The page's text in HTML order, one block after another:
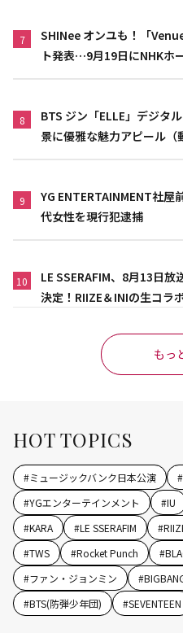
7
SHINee オンユも！「
ト発表…9月19日にNHKホ
8
BTS ジン「ELLE」デジタ
景に優雅な魅力アピール（
9
YG ENTERTAINMENT社
代女性を現行犯逮捕
10
LE SSERAFIM、8月13日
決定！RIIZE＆INIの生コラ
もっ
HOT TOPICS
#ミュージックバンク日本公演 #
#YGエンターテインメント #IU
#KARA #LE SSERAFIM #
#TWS #Rocket Punch #
#ファン・ジョンミン #
#BTS(防弾少年団) #SEVENTEEN